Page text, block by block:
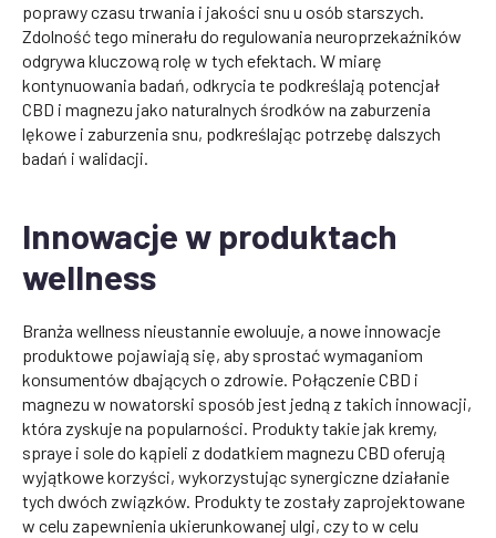
poprawy czasu trwania i jakości snu u osób starszych.
Zdolność tego minerału do regulowania neuroprzekaźników
odgrywa kluczową rolę w tych efektach. W miarę
kontynuowania badań, odkrycia te podkreślają potencjał
CBD i magnezu jako naturalnych środków na zaburzenia
lękowe i zaburzenia snu, podkreślając potrzebę dalszych
badań i walidacji.
Innowacje w produktach
wellness
Branża wellness nieustannie ewoluuje, a nowe innowacje
produktowe pojawiają się, aby sprostać wymaganiom
konsumentów dbających o zdrowie. Połączenie CBD i
magnezu w nowatorski sposób jest jedną z takich innowacji,
która zyskuje na popularności. Produkty takie jak kremy,
spraye i sole do kąpieli z dodatkiem magnezu CBD oferują
wyjątkowe korzyści, wykorzystując synergiczne działanie
tych dwóch związków. Produkty te zostały zaprojektowane
w celu zapewnienia ukierunkowanej ulgi, czy to w celu